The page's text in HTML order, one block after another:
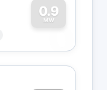
0.9
MW
0